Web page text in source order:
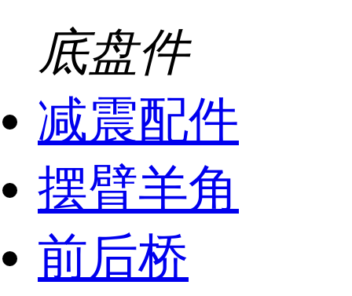
底盘件
减震配件
摆臂羊角
前后桥